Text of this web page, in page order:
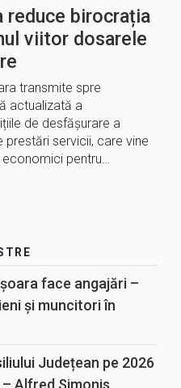
reduce birocrația
viitor dosarele
transmite spre
actualizată a
de desfășurare a
servicii, care vine
pentru…
face angajări –
și muncitori în
Județean pe 2026
Alfred Simonis